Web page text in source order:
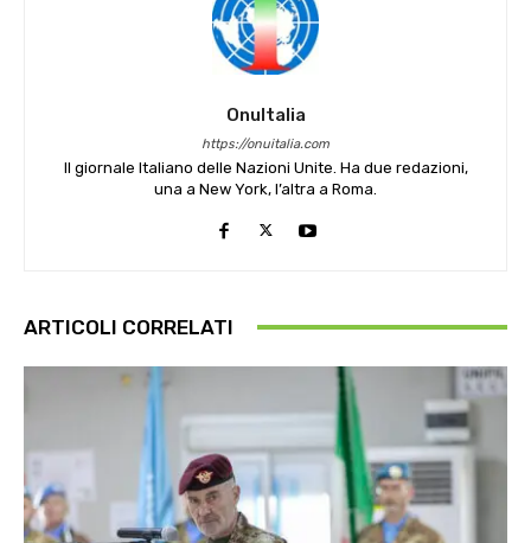
OnuItalia
https://onuitalia.com
Il giornale Italiano delle Nazioni Unite. Ha due redazioni,
una a New York, l’altra a Roma.
ARTICOLI CORRELATI